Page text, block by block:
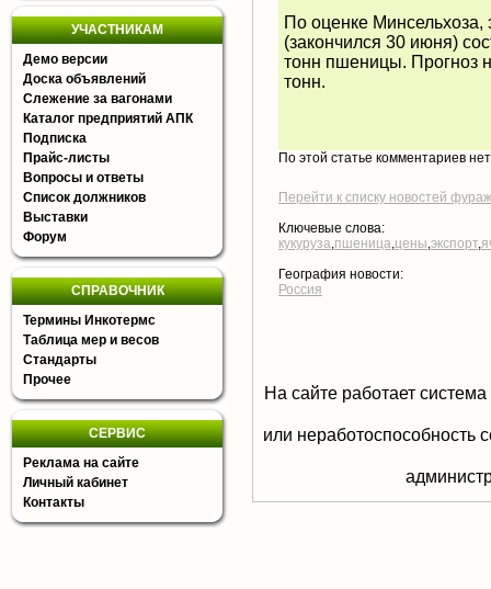
УЧАСТНИКАМ
Демо версии
Доска объявлений
Слежение за вагонами
Каталог предприятий АПК
Подписка
Прайс-листы
Вопросы и ответы
Список должников
Выставки
Форум
СПРАВОЧНИК
Термины Инкотермс
Таблица мер и весов
Стандарты
Прочее
СЕРВИС
Реклама на сайте
Личный кабинет
Контакты
По оценке Минсельхоза,
(закончился 30 июня)
тонн пшеницы. Прогноз
тонн.
По этой статье комментариев
Перейти к списку новостей
Ключевые слова:
кукуруза,пшеница,цены,экспорт,
География новости:
Россия
На сайте работает
или неработоспособность